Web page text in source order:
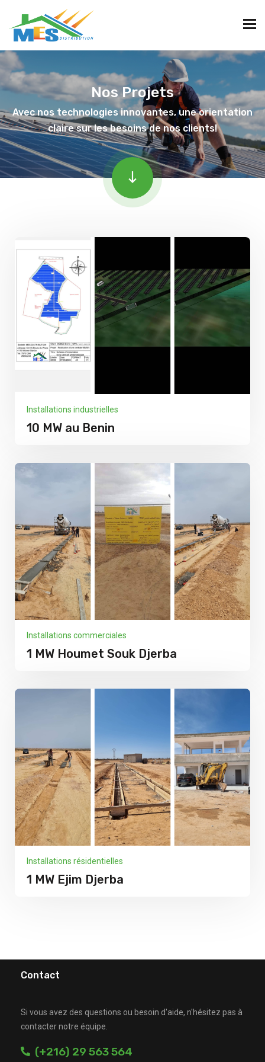
Nos Projets
Avec nos technologies innovantes, une orientation
claire sur les besoins de nos clients!
Installations industrielles
10 MW au Benin
Installations commerciales
1 MW Houmet Souk Djerba
Installations résidentielles
1 MW Ejim Djerba
Contact
Si vous avez des questions ou besoin d'aide, n'hésitez pas à
contacter notre équipe.
(+216) 29 563 564